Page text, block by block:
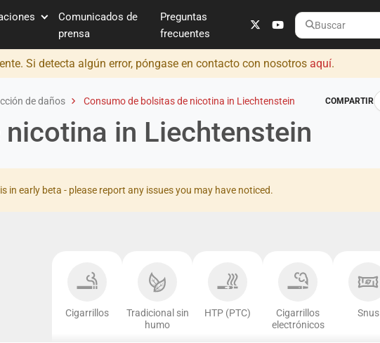
Comunicados de
prensa
Preguntas
frecuentes
Buscar
Si detecta algún error, póngase en contacto con nosotros aquí.
de daños Consumo de bolsitas de nicotina in Liechtenstein COMPARTIR
in Liechtenstein
in early beta - please report any issues you may have noticed.
Cigarrillos
Tradicional sin
humo
HTP (PTC)
Cigarrillos
electrónicos
Snus